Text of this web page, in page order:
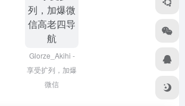
Glorze_Akihi -
享受扩列，加爆
微信